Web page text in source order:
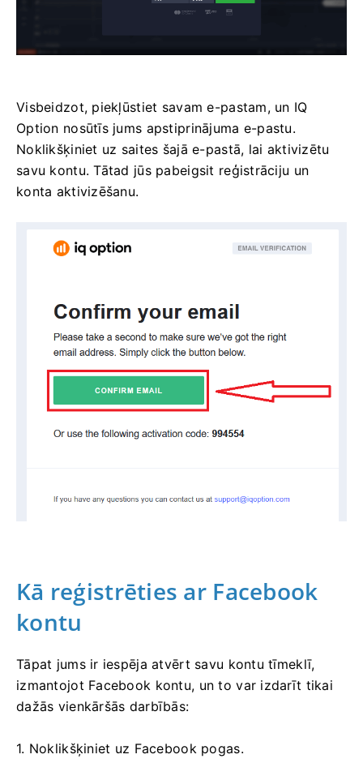
Visbeidzot, piekļūstiet savam e-pastam, un IQ
Option nosūtīs jums apstiprinājuma e-pastu.
Noklikšķiniet uz saites šajā e-pastā, lai aktivizētu
savu kontu. Tātad jūs pabeigsit reģistrāciju un
konta aktivizēšanu.
Kā reģistrēties ar Facebook
kontu
Tāpat jums ir iespēja atvērt savu kontu tīmeklī,
izmantojot Facebook kontu, un to var izdarīt tikai
dažās vienkāršās darbībās:
1. Noklikšķiniet uz Facebook pogas.